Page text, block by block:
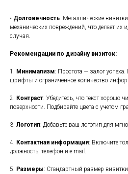
• Долговечность: Металлические
механических повреждений, что делает их
случая.
Рекомендации по дизайну визиток:
1. Минимализм: Простота — залог
шрифты и ограниченное количество
2. Контраст: Убедитесь, что текст хорошо
поверхности. Подбирайте цвета с учетом
3. Логотип: Добавьте ваш логотип для
4. Контактная информация: Включите
должность, телефон и e-mail.
5. Размеры: Стандартный размер